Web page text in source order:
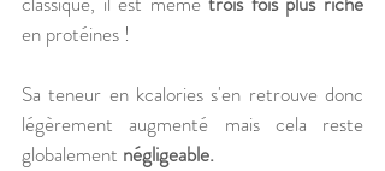
en protéines !
Sa teneur en kcalories s'en retrouve donc
légèrement augmenté mais cela reste
globalement négligeable.